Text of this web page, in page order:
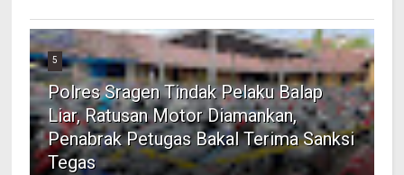
5
Polres Sragen Tindak Pelaku Balap
Liar, Ratusan Motor Diamankan,
Penabrak Petugas Bakal Terima Sanksi
Tegas